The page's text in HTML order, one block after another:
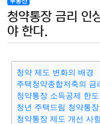
질병 가요 방송 일상
요리 상품리뷰 원예
대출 자동차 취미 여행
청약통장 금리 인
야 한다.
청약 제도 변화의 배경
주택청약종합저축의 금
청약통장 소득공제 한
청년 주택드림 청약통장
청약통장 제도 개선 사